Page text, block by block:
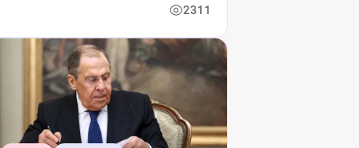
2311